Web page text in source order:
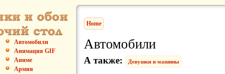
Автомобили
Анимация GIF
Аниме
Армия
Home
Автомобили
А также: Девушки и машины